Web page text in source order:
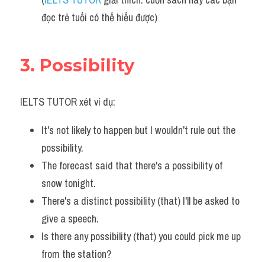
đọc trẻ tuổi có thể hiểu được)
3. Possibility
IELTS TUTOR xét ví dụ:
It's not likely to happen but I wouldn't rule out the
possibility.
The forecast said that there's a possibility of
snow tonight.
There's a distinct possibility (that) I'll be asked to
give a speech.
Is there any possibility (that) you could pick me up
from the station?